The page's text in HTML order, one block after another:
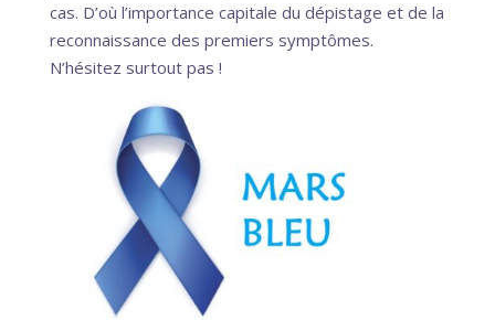
cas. D’où l’importance capitale du dépistage et de la
reconnaissance des premiers symptômes.
N’hésitez surtout pas !